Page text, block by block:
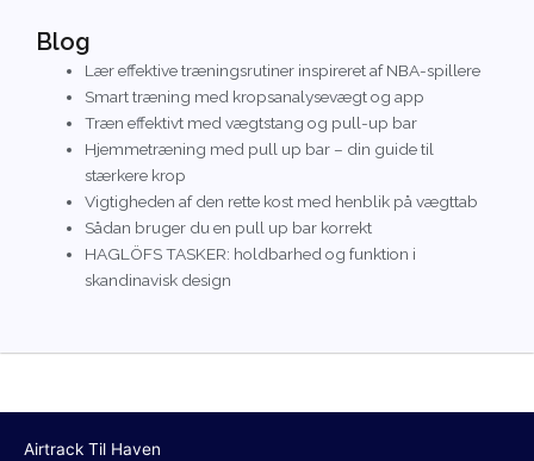
Blog
Lær effektive træningsrutiner inspireret af NBA-spillere
Smart træning med kropsanalysevægt og app
Træn effektivt med vægtstang og pull-up bar
Hjemmetræning med pull up bar – din guide til
stærkere krop
Vigtigheden af den rette kost med henblik på vægttab
Sådan bruger du en pull up bar korrekt
HAGLÖFS TASKER: holdbarhed og funktion i
skandinavisk design
Airtrack Til Haven